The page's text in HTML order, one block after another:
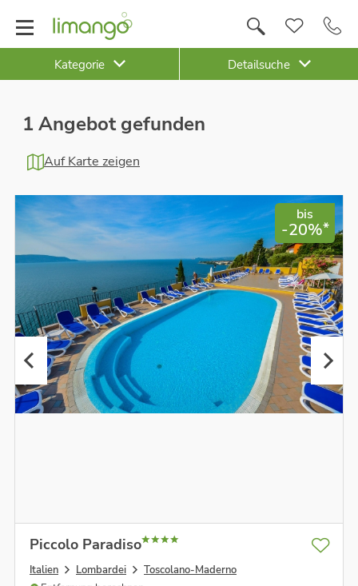
Kategorie Detailsuche
1 Angebot gefunden
Auf Karte zeigen
bis
-20%*
Piccolo Paradiso
Italien Lombardei
Toscolano-Maderno